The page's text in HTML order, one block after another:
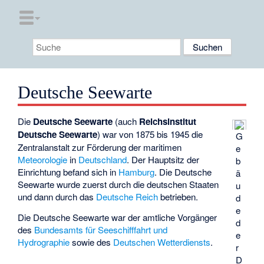
Deutsche Seewarte
G
e
b
ä
u
d
e
d
e
r
D
Die Deutsche Seewarte (auch Reichsinstitut
Deutsche Seewarte) war von 1875 bis 1945 die
Zentralanstalt zur Förderung der maritimen
Meteorologie in Deutschland. Der Hauptsitz der
Einrichtung befand sich in Hamburg. Die Deutsche
Seewarte wurde zuerst durch die deutschen Staaten
und dann durch das Deutsche Reichbetrieben.
Die Deutsche Seewarte war der amtliche Vorgänger
des Bundesamts für Seeschifffahrt und
Hydrographiesowie des Deutschen Wetterdiensts.